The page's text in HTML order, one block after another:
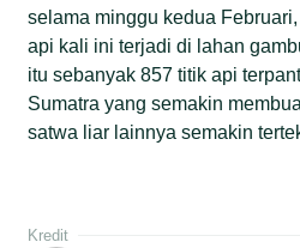
selama minggu kedua
api kali ini terjadi di lahan
itu sebanyak 857 titik api
Sumatra yang semakin
satwa liar lainnya semakin
Kredit